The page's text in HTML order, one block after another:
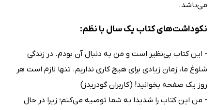
می‌باشد.
نکوداشت‌های کتاب یک سال با نظم:
- این کتاب بی‌نظیر است و من به دنبال آن بودم. در زندگی
شلوغ ما، زمان زیادی برای هیچ کاری نداریم. تنها لازم است هر
روز یک صفحه بخوانید! (کاربران گودریدز)
- من این کتاب را شدیدا به شما توصیه می‌کنم؛ زیرا در حال